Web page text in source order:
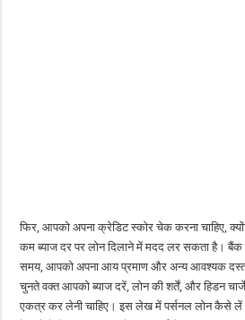
फिर, आपको अपना क्रेडिट स्कोर चेक करना चाहिए,
कम ब्याज दर पर लोन दिलाने में मदद लर सकता है।
समय, आपको अपना आय प्रमाण और अन्य आवश्यक
चुनते वक्त आपको ब्याज दरें, लोन की शर्तें, और हिडन
एकत्र कर लेनी चाहिए। इस लेख में पर्सनल लोन कैसे लें